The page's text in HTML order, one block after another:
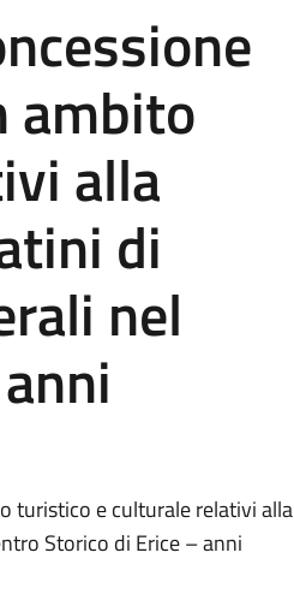
ambito
alla
di
nel
turistico e culturale relativi alla
Storico di Erice – anni